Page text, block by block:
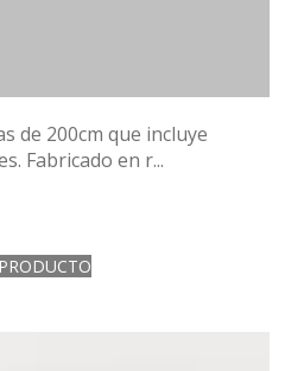
de 200cm que incluye
Fabricado en r...